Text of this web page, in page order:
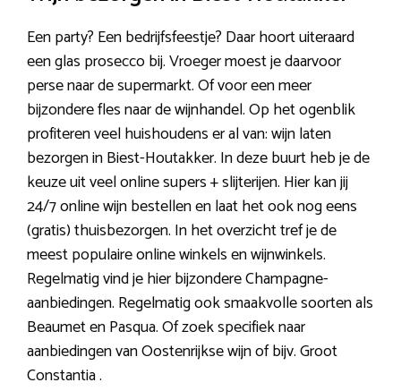
Een party? Een bedrijfsfeestje? Daar hoort uiteraard
een glas prosecco bij. Vroeger moest je daarvoor
perse naar de supermarkt. Of voor een meer
bijzondere fles naar de wijnhandel. Op het ogenblik
profiteren veel huishoudens er al van: wijn laten
bezorgen in Biest-Houtakker. In deze buurt heb je de
keuze uit veel online supers + slijterijen. Hier kan jij
24/7 online wijn bestellen en laat het ook nog eens
(gratis) thuisbezorgen. In het overzicht tref je de
meest populaire online winkels en wijnwinkels.
Regelmatig vind je hier bijzondere Champagne-
aanbiedingen. Regelmatig ook smaakvolle soorten als
Beaumet en Pasqua. Of zoek specifiek naar
aanbiedingen van Oostenrijkse wijn of bijv. Groot
Constantia .